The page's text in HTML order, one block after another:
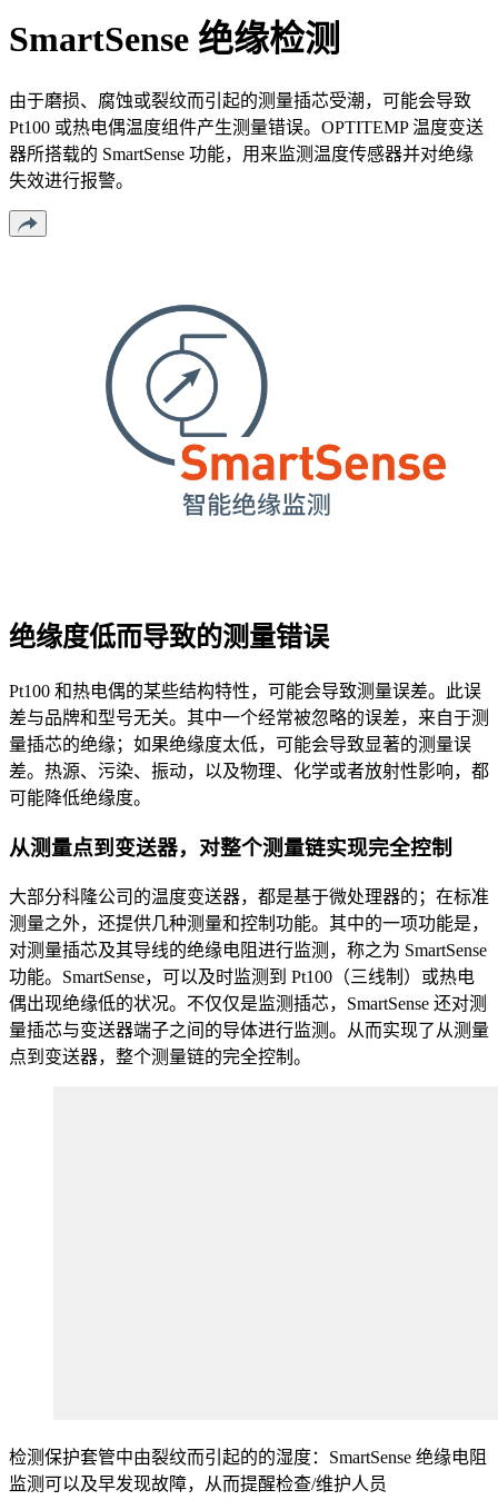
SmartSense 绝缘检测
由于磨损、腐蚀或裂纹而引起的测量插芯受潮，可能会导致
Pt100 或热电偶温度组件产生测量错误。OPTITEMP 温度变送
器所搭载的 SmartSense 功能，用来监测温度传感器并对绝缘
失效进行报警。
绝缘度低而导致的测量错误
Pt100 和热电偶的某些结构特性，可能会导致测量误差。此误
差与品牌和型号无关。其中一个经常被忽略的误差，来自于测
量插芯的绝缘；如果绝缘度太低，可能会导致显著的测量误
差。热源、污染、振动，以及物理、化学或者放射性影响，都
可能降低绝缘度。
从测量点到变送器，对整个测量链实现完全控制
大部分科隆公司的温度变送器，都是基于微处理器的；在标准
测量之外，还提供几种测量和控制功能。其中的一项功能是，
对测量插芯及其导线的绝缘电阻进行监测，称之为 SmartSense
功能。SmartSense，可以及时监测到 Pt100（三线制）或热电
偶出现绝缘低的状况。不仅仅是监测插芯，SmartSense 还对测
量插芯与变送器端子之间的导体进行监测。从而实现了从测量
点到变送器，整个测量链的完全控制。
检测保护套管中由裂纹而引起的的湿度：SmartSense 绝缘电阻
监测可以及早发现故障，从而提醒检查/维护人员